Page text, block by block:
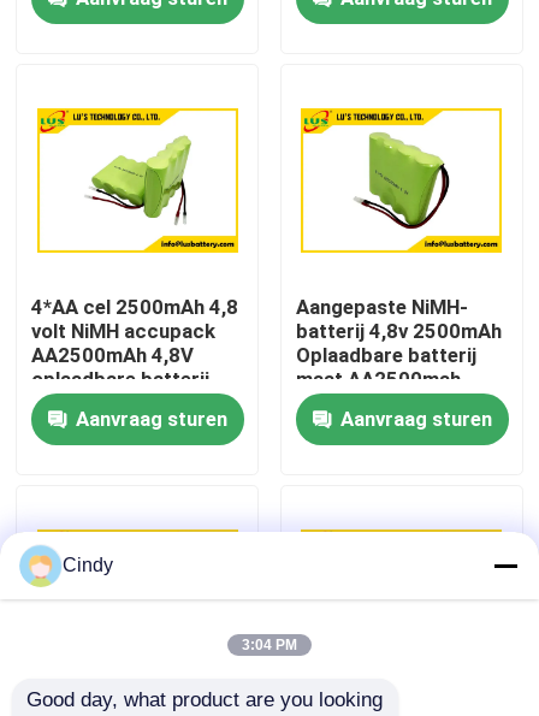
Huis
Ongeveer ons
Fabrieksreis
Kwaliteitscontrole
Contacteer ons
Gevallen
Het Dioxydebatterij van het lithiummangaan
4*AA cel 2500mAh 4,8
volt NiMH accupack
AA2500mAh 4,8V
oplaadbare batterij
Aanvraag sturen
Aangepaste NiMH-
batterij 4,8v 2500mAh
Oplaadbare batterij
maat AA2500mah
batterij OEM
Aanvraag sturen
Cindy
3:04 PM
Good day, what product are you looking